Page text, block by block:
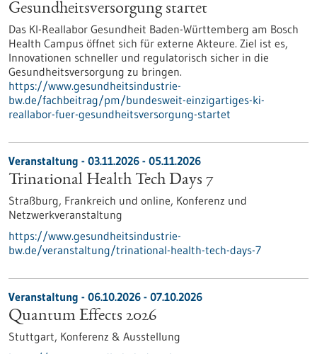
Gesundheits­versorgung startet
Das KI-Reallabor Gesundheit Baden-Württemberg am Bosch
Health Campus öffnet sich für externe Akteure. Ziel ist es,
Innovationen schneller und regulatorisch sicher in die
Gesundheitsversorgung zu bringen.
https://www.gesundheitsindustrie-
bw.de/fachbeitrag/pm/bundesweit-einzigartiges-ki-
reallabor-fuer-gesundheitsversorgung-startet
Veranstaltung - 03.11.2026 - 05.11.2026
Trinational Health Tech Days 7
Straßburg, Frankreich und online, Konferenz und
Netzwerkveranstaltung
https://www.gesundheitsindustrie-
bw.de/veranstaltung/trinational-health-tech-days-7
Veranstaltung - 06.10.2026 - 07.10.2026
Quantum Effects 2026
Stuttgart, Konferenz & Ausstellung